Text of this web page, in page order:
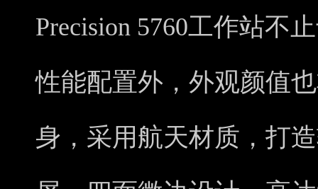
Precision 5760工作站不
性能配置外，外观颜值
身，采用航天材质，打